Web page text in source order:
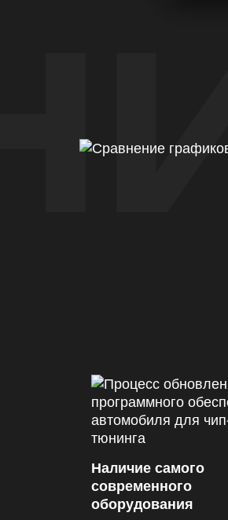
Наличие самого
современного
оборудования